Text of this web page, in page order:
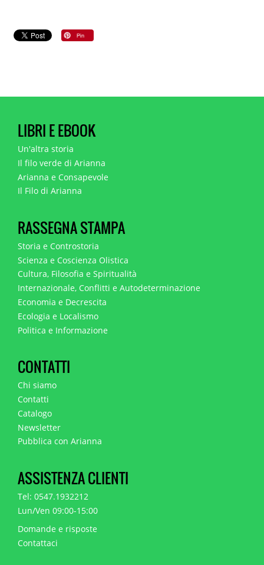
LIBRI E EBOOK
Un'altra storia
Il filo verde di Arianna
Arianna e Consapevole
Il Filo di Arianna
RASSEGNA STAMPA
Storia e Controstoria
Scienza e Coscienza Olistica
Cultura, Filosofia e Spiritualità
Internazionale, Conflitti e Autodeterminazione
Economia e Decrescita
Ecologia e Localismo
Politica e Informazione
CONTATTI
Chi siamo
Contatti
Catalogo
Newsletter
Pubblica con Arianna
ASSISTENZA CLIENTI
Tel: 0547.1932212
Lun/Ven 09:00-15:00
Domande e risposte
Contattaci